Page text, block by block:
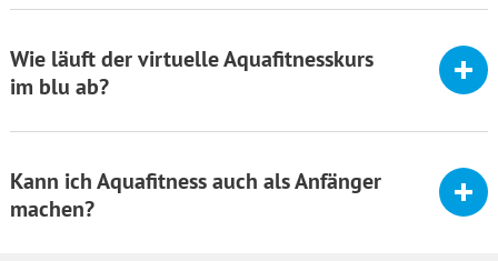
Wie läuft der virtuelle Aquafitnesskurs
im blu ab?
Kann ich Aquafitness auch als Anfänger
machen?